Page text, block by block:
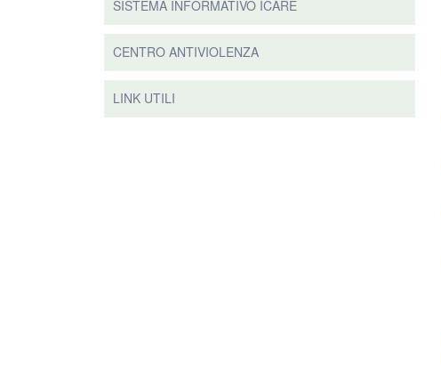
SISTEMA INFORMATIVO ICARE
CENTRO ANTIVIOLENZA
LINK UTILI